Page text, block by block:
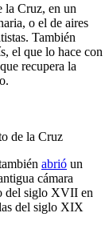
la Cruz, en un
o el de aires
También
el que lo hace con
recupera la
de la Cruz
abrió un
cámara
del siglo XVII en
del siglo XIX